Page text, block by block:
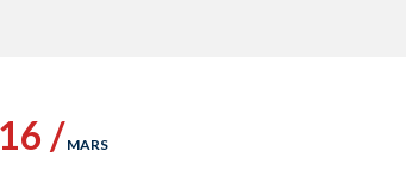
16 / MARS